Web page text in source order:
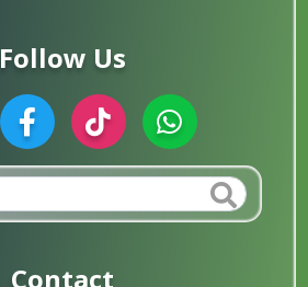
Follow Us
Contact